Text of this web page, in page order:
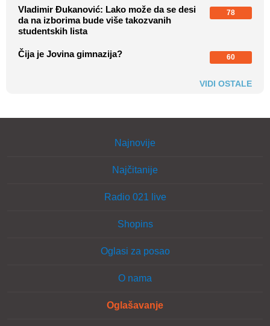
Vladimir Đukanović: Lako može da se desi
da na izborima bude više takozvanih
studentskih lista
78
Čija je Jovina gimnazija? 60
VIDI OSTALE
Najnovije
Najčitanije
Radio 021 live
Shopins
Oglasi za posao
O nama
Oglašavanje